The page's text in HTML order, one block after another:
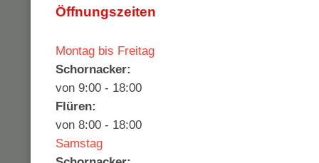
Öffnungszeiten
Montag bis Freitag
Schornacker:
von 9:00 - 18:00
Flüren:
von 8:00 - 18:00
Samstag